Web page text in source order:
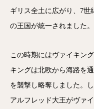
ギリス全土に広がり、7世
の王国が統一されました。
この時期にはヴァイキン
キングは北欧から海路を
を襲撃し略奪しました。
アルフレッド大王がヴァ